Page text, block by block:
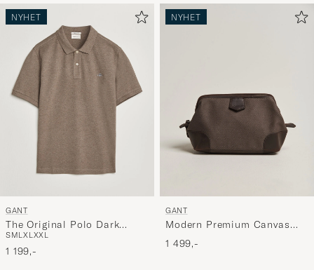
NYHET
GANT
The Original Polo Dark
Hazelnut Melange
SMLXLXXL
1 199,-
NYHET
GANT
Modern Premium Canvas
Washbag Faded Taupe
1 499,-